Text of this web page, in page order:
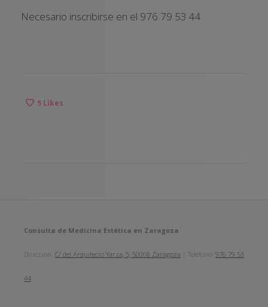
Necesario inscribirse en el 976 79 53 44
5 Likes
Consulta de Medicina Estética en Zaragoza
Dirección: C/ del Arquitecto Yarza, 5, 50008 Zaragoza | Teléfono: 976 79 53
44